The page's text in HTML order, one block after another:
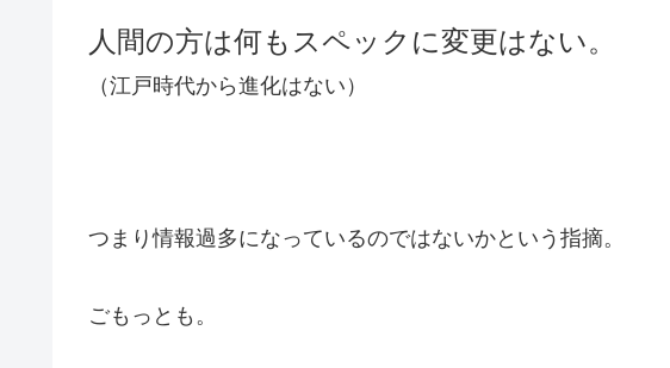
人間の方は何もスペックに変更はない。
（江戸時代から進化はない）
つまり情報過多になっているのではないかという指摘。
ごもっとも。